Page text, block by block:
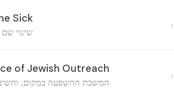
Sick
שינוי ›
of Jewish Outreach
המשכת ההשפעה במקום, ›